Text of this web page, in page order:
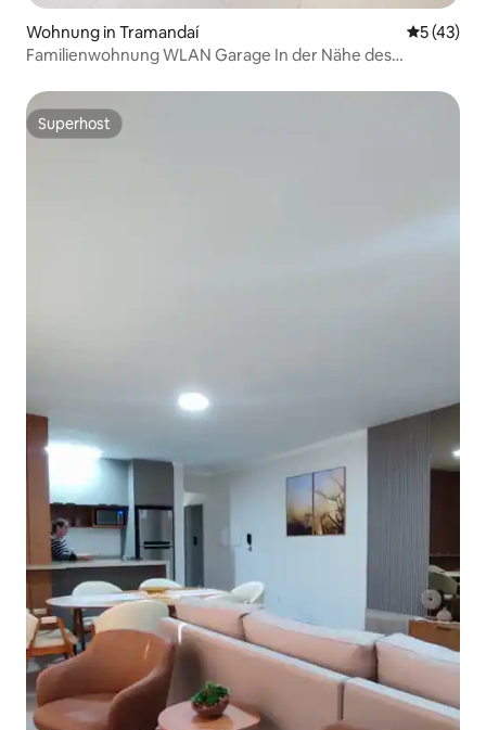
Wohnung in Tramandaí
5 (43)
Familienwohnung WLAN Garage In der Nähe des
Superhost
Superhost